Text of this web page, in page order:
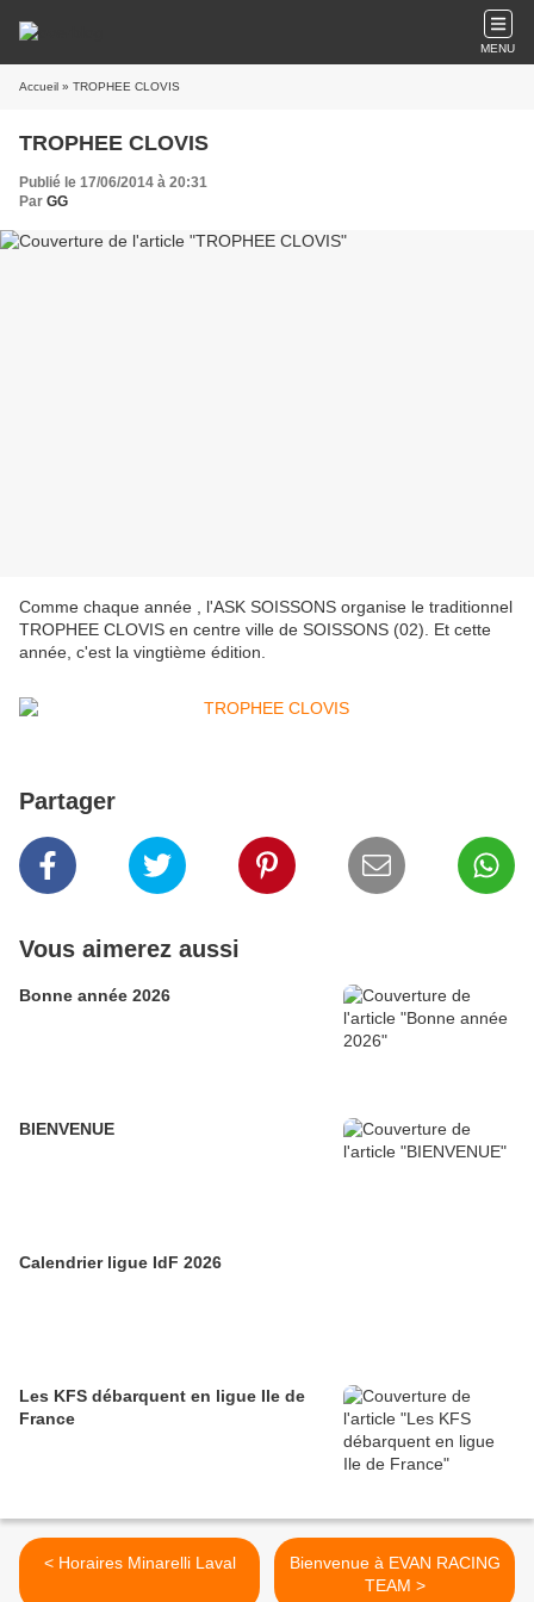
MENU
Accueil » TROPHEE CLOVIS
TROPHEE CLOVIS
Publié le 17/06/2014 à 20:31
Par GG
Comme chaque année , l'ASK SOISSONS organise le traditionnel
TROPHEE CLOVIS en centre ville de SOISSONS (02). Et cette
année, c'est la vingtième édition.
Partager
Vous aimerez aussi
Bonne année 2026
BIENVENUE
Calendrier ligue IdF 2026
Les KFS débarquent en ligue Ile de
France
< Horaires Minarelli Laval
Bienvenue à EVAN RACING
TEAM >